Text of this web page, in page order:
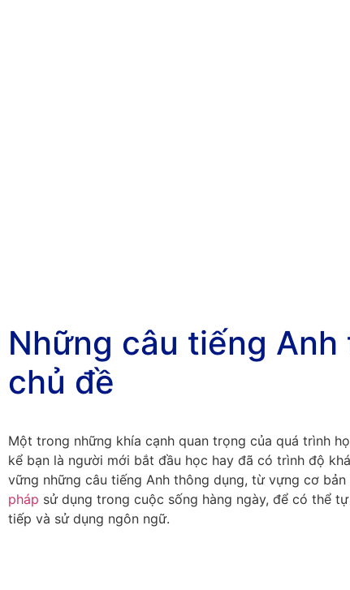
Những câu tiếng
chủ đề
Một trong những khía cạnh quan trọng của quá trình
kể bạn là người mới bắt đầu học hay đã có trình độ
vững những câu tiếng Anh thông dụng, từ vựng cơ bản
pháp sử dụng trong cuộc sống hàng ngày, để có thể
tiếp và sử dụng ngôn ngữ.